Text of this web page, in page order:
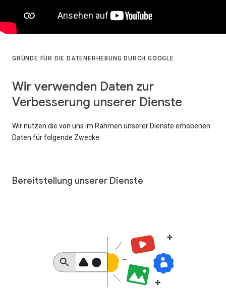
GRÜNDE FÜR DIE DATENERHEBUNG DURCH GOOGLE
Wir verwenden Daten zur
Verbesserung unserer Dienste
Wir nutzen die von uns im Rahmen unserer Dienste erhobenen
Daten für folgende Zwecke:
Bereitstellung unserer Dienste